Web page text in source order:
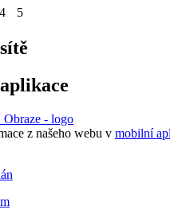
4 5
z našeho webu v mobilní